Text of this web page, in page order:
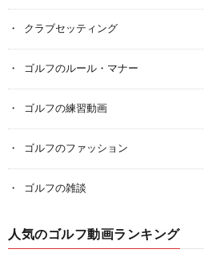
クラブセッティング
ゴルフのルール・マナー
ゴルフの練習動画
ゴルフのファッション
ゴルフの雑談
人気のゴルフ動画ランキング